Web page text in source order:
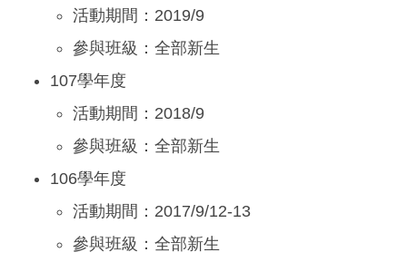
活動期間：2019/9
參與班級：全部新生
107學年度
活動期間：2018/9
參與班級：全部新生
106學年度
活動期間：2017/9/12-13
參與班級：全部新生